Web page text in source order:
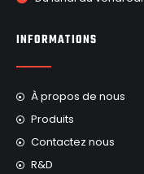
INFORMATIONS
À propos de nous
Produits
Contactez nous
R&D